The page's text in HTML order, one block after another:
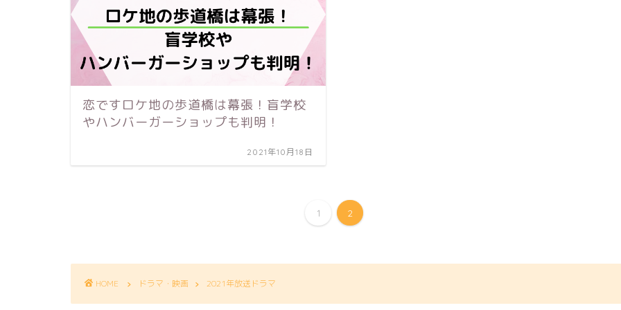
恋ですロケ地の歩道橋は幕張！盲学校
やハンバーガーショップも判明！
2021年10月18日
1 2
HOME ドラマ・映画 2021年放送ドラマ